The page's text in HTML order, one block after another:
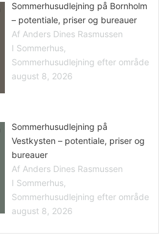
Sommerhusudlejning på Bornholm
– potentiale, priser og bureauer
Af Anders Dines Rasmussen
I Sommerhus,
Sommerhusudlejning efter område
august 8, 2026
Sommerhusudlejning på
Vestkysten – potentiale, priser og
bureauer
Af Anders Dines Rasmussen
I Sommerhus,
Sommerhusudlejning efter område
august 8, 2026